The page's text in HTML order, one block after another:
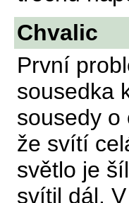
Chvalic
První
sousedka
sousedy o
že svítí
světlo je
svítil dál.